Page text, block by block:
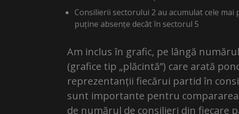
Consilierii sectorului 2 au acumulat cele
puține absențe decât în sectorul 5
Am inclus în grafic, pe lângă
(grafice tip „plăcintă”) care arată
reprezentanții fiecărui partid în
sunt importante pentru
de numărul de consilieri din fiecare